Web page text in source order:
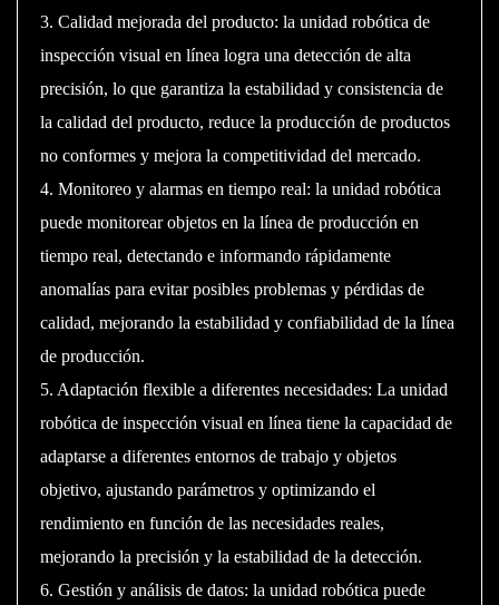
3. Calidad mejorada del producto: la unidad robótica de
inspección visual en línea logra una detección de alta
precisión, lo que garantiza la estabilidad y consistencia de
la calidad del producto, reduce la producción de productos
no conformes y mejora la competitividad del mercado.
4. Monitoreo y alarmas en tiempo real: la unidad robótica
puede monitorear objetos en la línea de producción en
tiempo real, detectando e informando rápidamente
anomalías para evitar posibles problemas y pérdidas de
calidad, mejorando la estabilidad y confiabilidad de la línea
de producción.
5. Adaptación flexible a diferentes necesidades: La unidad
robótica de inspección visual en línea tiene la capacidad de
adaptarse a diferentes entornos de trabajo y objetos
objetivo, ajustando parámetros y optimizando el
rendimiento en función de las necesidades reales,
mejorando la precisión y la estabilidad de la detección.
6. Gestión y análisis de datos: la unidad robótica puede